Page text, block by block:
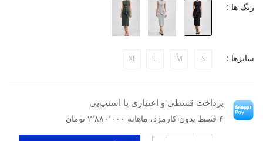
رنگ ها :
سایزها : S
M
L
XL
پرداخت قسطی و اعتباری با اسنپ‌پی
۴ قسط بدون کارمزد، ماهانه ۲٬۸۸۰٬۰۰۰ تومان